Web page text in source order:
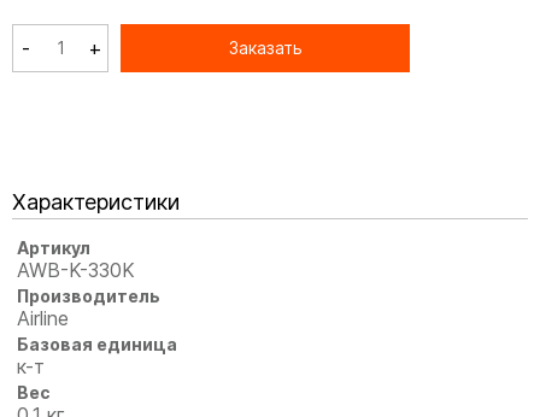
- + Заказать
Характеристики
Артикул
AWB-K-330K
Производитель
Airline
Базовая единица
к-т
Вес